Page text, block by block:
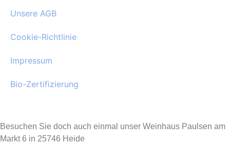
Unsere AGB
Cookie-Richtlinie
Impressum
Bio-Zertifizierung
Besuchen Sie doch auch einmal unser Weinhaus Paulsen am
Markt 6 in 25746 Heide